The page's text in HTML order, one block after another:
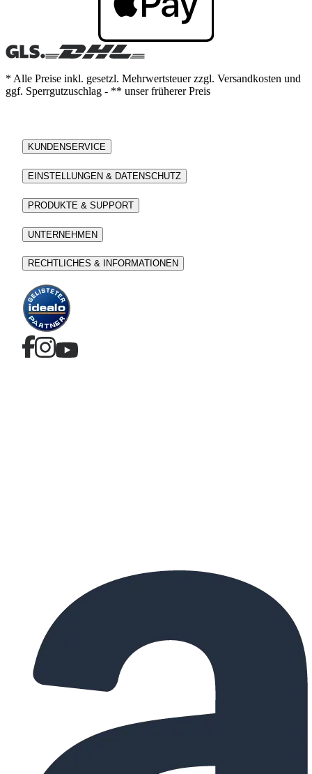
* Alle Preise inkl. gesetzl. Mehrwertsteuer zzgl. Versandkosten und
ggf. Sperrgutzuschlag - ** unser früherer Preis
KUNDENSERVICE
EINSTELLUNGEN & DATENSCHUTZ
PRODUKTE & SUPPORT
UNTERNEHMEN
RECHTLICHES & INFORMATIONEN